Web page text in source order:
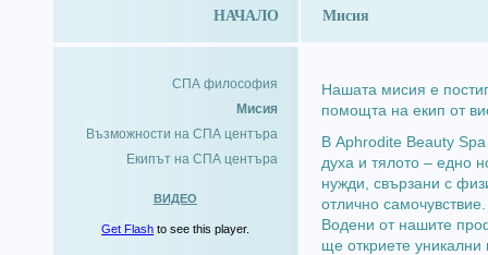
НАЧАЛО Мисия
СПА философия
Мисия
Възможности на СПА центъра
Екипът на СПА центъра
ВИДЕО
Get Flash to see this player.
Нашата мисия е
помощта на екип от
В Aphrodite Beauty
духа и тялото – едно
нужди, свързани с
отлично
Водени от нашите
ще откриете